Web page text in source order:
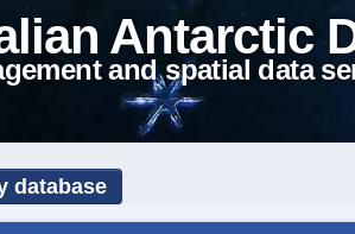
Antarctic
and spatial data
database